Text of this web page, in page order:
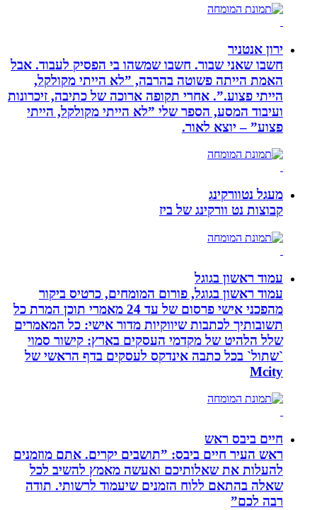
ירון אנטניר
חשבו שאני שבור. חשבו שמשהו בי הפסיק לעבוד. אבל
האמת הייתה פשוטה בהרבה, ”לא הייתי מקולקל,
הייתי פצוע.”. אחרי תקופה ארוכה של כתיבה, זיכרונות
ועיבוד המסע, הספר שלי ”לא הייתי מקולקל, הייתי
פצוע” – יוצא לאור.
מעגל נטוורקינג
קבוצות נט וורקינג של ביז
עמוד ראשון בגוגל
עמוד ראשון בגוגל, פורום המומחים, כרטיס ביקור
מהפכני אישי פרסום של עד 24 מאמרי תוכן המרת כל
תשובותיך לכתבות שיווקיות מדור אישי: כל המאמרים
שלל הלהיט של מקדמי העסקים בארץ: קישור סמוי
`שתול` בכל כתבה אינדקס לעסקים בדף הראשי של
Mcity
חיים ביבס ראש
ראש העיר חיים ביבס: ”תושבים יקרים. אתם מוזמנים
להעלות את שאלותיכם ואעשה מאמץ להשיב לכל
שאלה בהתאם ללוח הזמנים שיעמוד לרשותי. תודה
רבה לכם”